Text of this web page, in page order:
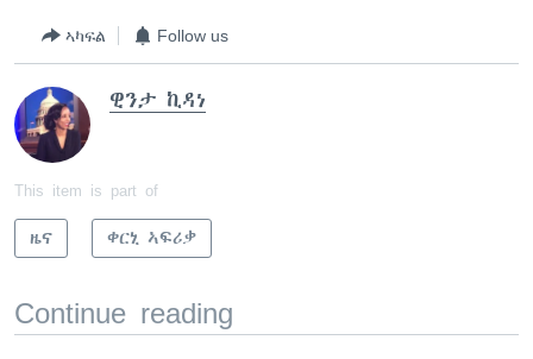
ኣካፍል Follow us
ዊንታ ኪዳነ
This item is part of
ዜና ቀርኒ ኣፍሪቃ
Continue reading